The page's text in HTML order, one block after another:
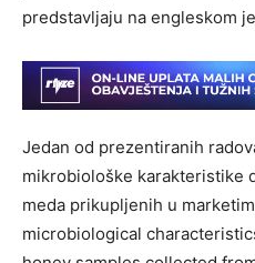
predstavljaju na engleskom
Jedan od prezentiranih
mikrobiološke karakteristike
meda prikupljenih u
microbiological